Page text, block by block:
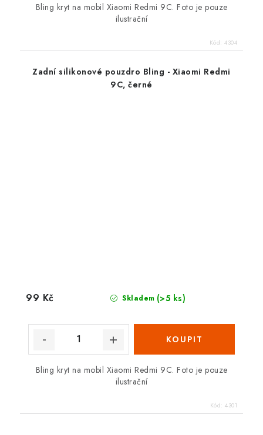
Bling kryt na mobil Xiaomi Redmi 9C. Foto je pouze
ilustrační
Kód: 4304
Zadní silikonové pouzdro Bling - Xiaomi Redmi
9C, černé
Skladem (>5 ks)
99 Kč
Bling kryt na mobil Xiaomi Redmi 9C. Foto je pouze
ilustrační
Kód: 4301